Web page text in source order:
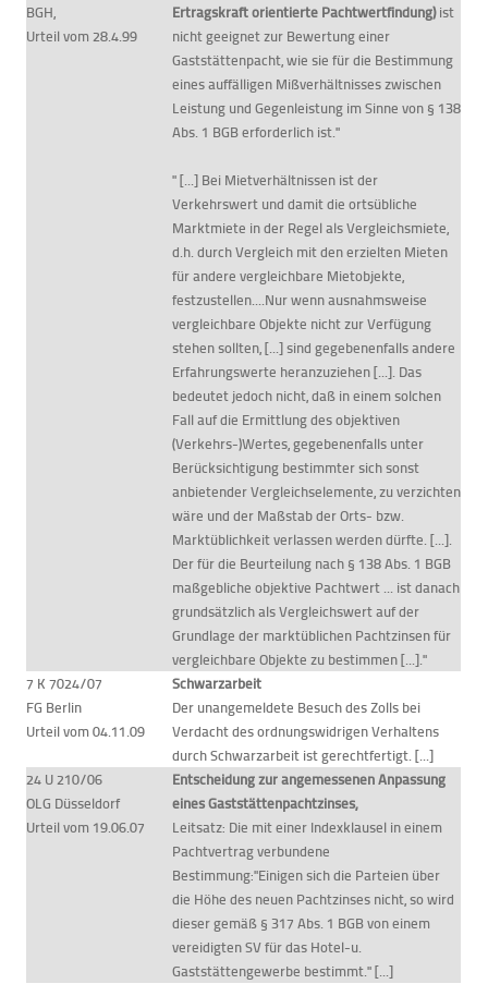
BGH,
Urteil vom 28.4.99
Ertragskraft orientierte Pachtwertfindung)ist
nicht geeignet zur Bewertung einer
Gaststättenpacht, wie sie für die Bestimmung
eines auffälligen Mißverhältnisses zwischen
Leistung und Gegenleistung im Sinne von § 138
Abs. 1 BGB erforderlich ist."
" [...] Bei Mietverhältnissen ist der
Verkehrswert und damit die ortsübliche
Marktmiete in der Regel als Vergleichsmiete,
d.h. durch Vergleich mit den erzielten Mieten
für andere vergleichbare Mietobjekte,
festzustellen....Nur wenn ausnahmsweise
vergleichbare Objekte nicht zur Verfügung
stehen sollten, [...] sind gegebenenfalls andere
Erfahrungswerte heranzuziehen [...]. Das
bedeutet jedoch nicht, daß in einem solchen
Fall auf die Ermittlung des objektiven
(Verkehrs-)Wertes, gegebenenfalls unter
Berücksichtigung bestimmter sich sonst
anbietender Vergleichselemente, zu verzichten
wäre und der Maßstab der Orts- bzw.
Marktüblichkeit verlassen werden dürfte. [...].
Der für die Beurteilung nach § 138 Abs. 1 BGB
maßgebliche objektive Pachtwert ... ist danach
grundsätzlich als Vergleichswert auf der
Grundlage der marktüblichen Pachtzinsen für
vergleichbare Objekte zu bestimmen [...]."
7 K 7024/07
FG Berlin
Urteil vom 04.11.09
Schwarzarbeit
Der unangemeldete Besuch des Zolls bei
Verdacht des ordnungswidrigen Verhaltens
durch Schwarzarbeit ist gerechtfertigt. [...]
24 U 210/06
OLG Düsseldorf
Urteil vom 19.06.07
Entscheidung zur angemessenen Anpassung
eines Gaststättenpachtzinses,
Leitsatz: Die mit einer Indexklausel in einem
Pachtvertrag verbundene
Bestimmung:"Einigen sich die Parteien über
die Höhe des neuen Pachtzinses nicht, so wird
dieser gemäß § 317 Abs. 1 BGB von einem
vereidigten SV für das Hotel-u.
Gaststättengewerbe bestimmt." [...]